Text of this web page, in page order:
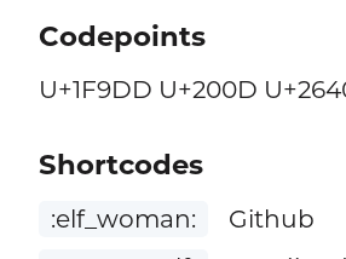
Codepoints
U+1F9DD U+200D
Shortcodes
:elf_woman:
Github